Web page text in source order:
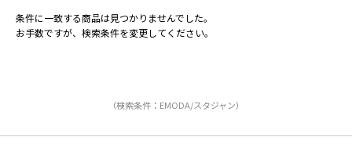
条件に一致する商品は見つかりませんでした。
お手数ですが、検索条件を変更してください。
（検索条件：EMODA/スタジャン）